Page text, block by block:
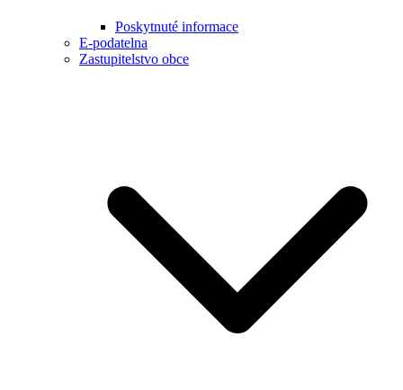
Poskytnuté informace
E-podatelna
Zastupitelstvo obce